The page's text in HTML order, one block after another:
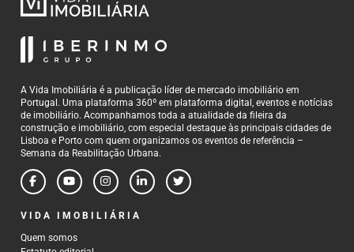
A Vida Imobiliária é a publicação líder de mercado imobiliário em
Portugal. Uma plataforma 360º em plataforma digital, eventos e notícias
de imobiliário. Acompanhamos toda a atualidade da fileira da
construção e imobiliário, com especial destaque às principais cidades de
Lisboa e Porto com quem organizamos os eventos de referência –
Semana da Reabilitação Urbana.
VIDA IMOBILIÁRIA
Quem somos